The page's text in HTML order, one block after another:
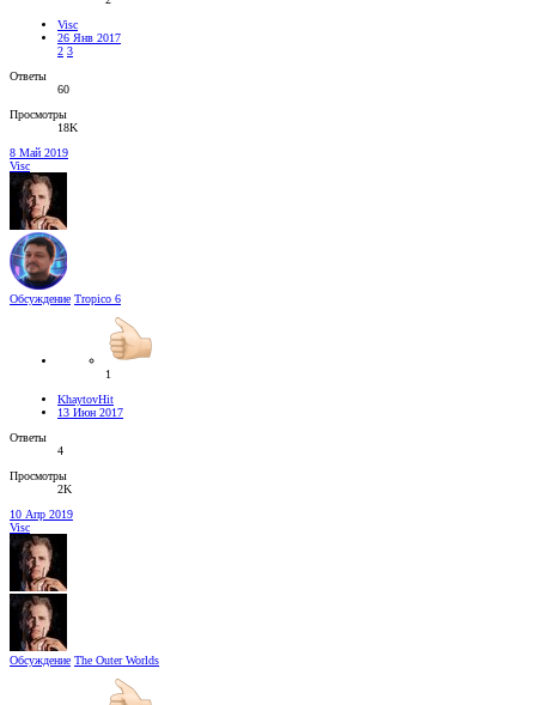
Visc
26 Янв 2017
2 3
Ответы
60
Просмотры
18K
8 Май 2019
Visc
Обсуждение Tropico 6
1
KhaytovHit
13 Июн 2017
Ответы
4
Просмотры
2K
10 Апр 2019
Visc
Обсуждение The Outer Worlds